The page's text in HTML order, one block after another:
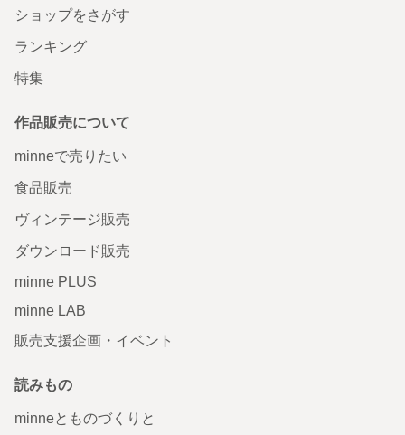
ショップをさがす
ランキング
特集
作品販売について
minneで売りたい
食品販売
ヴィンテージ販売
ダウンロード販売
minne PLUS
minne LAB
販売支援企画・イベント
読みもの
minneとものづくりと